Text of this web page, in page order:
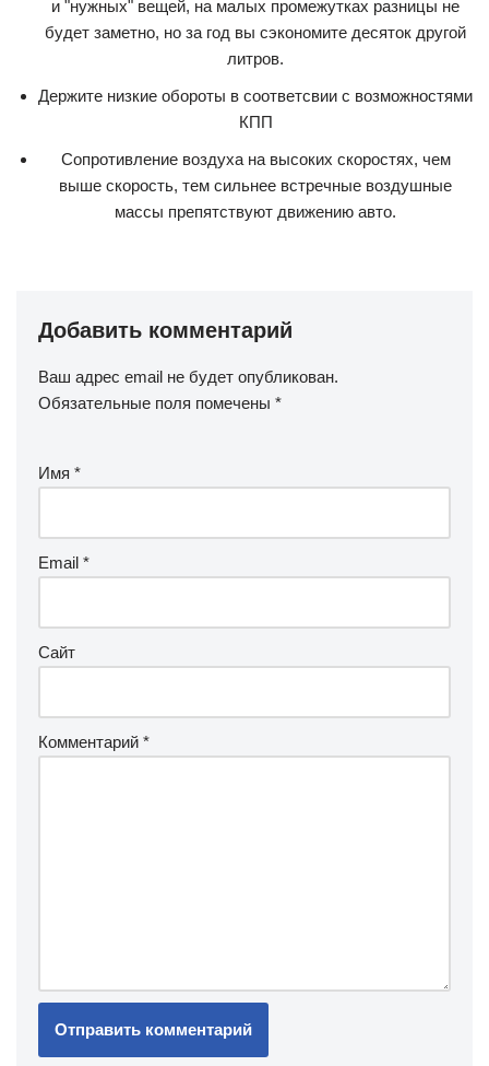
и "нужных" вещей, на малых промежутках разницы не
будет заметно, но за год вы сэкономите десяток другой
литров.
Держите низкие обороты в соответсвии с возможностями
КПП
Сопротивление воздуха на высоких скоростях, чем
выше скорость, тем сильнее встречные воздушные
массы препятствуют движению авто.
Добавить комментарий
Ваш адрес email не будет опубликован.
Обязательные поля помечены *
Имя *
Email *
Сайт
Комментарий *